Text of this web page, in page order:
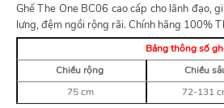
Ghế The One BC06 cao cấp cho lãnh đạo,
lưng, đệm ngồi rộng rãi. Chính hãng 100%
Bảng thông số
Chiều rộng
Chiều
75 cm
72-131